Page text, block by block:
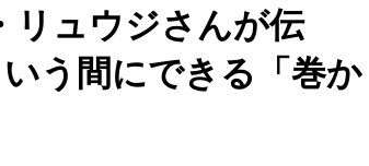
リュウジさんが伝
う間にできる「巻か